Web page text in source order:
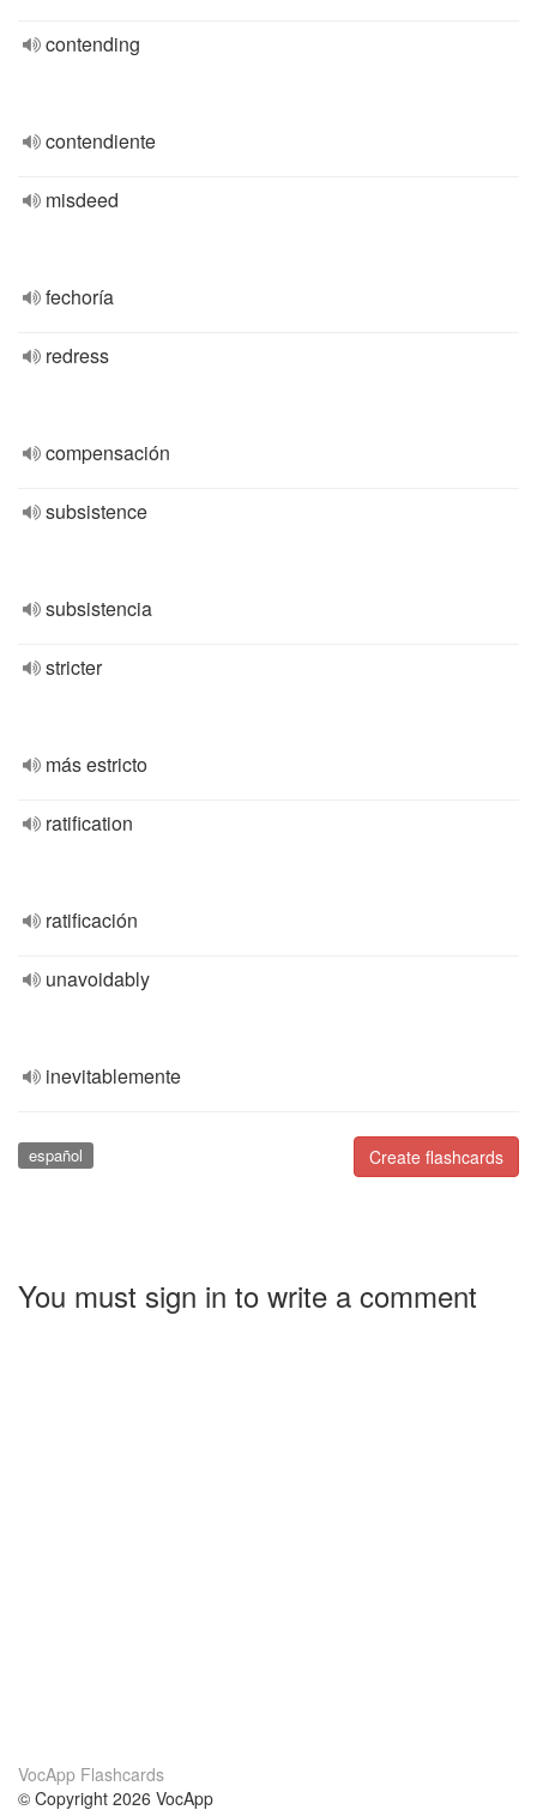
contending
contendiente
misdeed
fechoría
redress
compensación
subsistence
subsistencia
stricter
más estricto
ratification
ratificación
unavoidably
inevitablemente
Create flashcards
español
You must sign in to write a comment
VocApp Flashcards
© Copyright 2026 VocApp